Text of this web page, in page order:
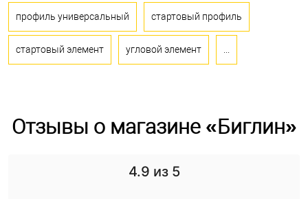
профиль универсальный стартовый профиль
стартовый элемент угловой элемент
Отзывы о магазине «Биглин»
4.9 из 5